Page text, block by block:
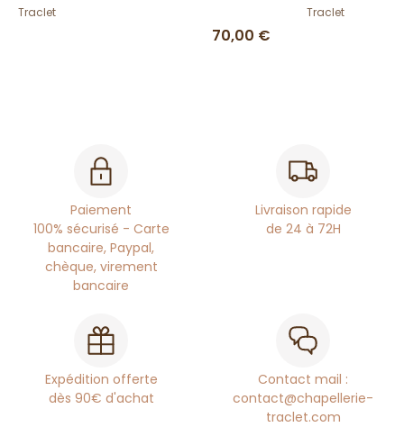
Traclet
70,00 €
Traclet
Paiement
100% sécurisé - Carte
bancaire, Paypal,
chèque, virement
bancaire
Livraison rapide
de 24 à 72H
Expédition offerte
dès 90€ d'achat
Contact mail :
contact@chapellerie-
traclet.com